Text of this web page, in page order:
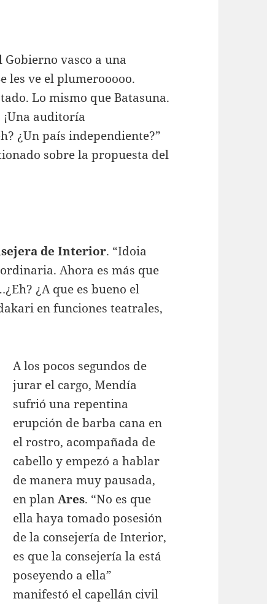
vasco a una
les ve el plumerooooo.
Lo mismo que Batasuna.
auditoría
¿Un país independiente?”
sobre la propuesta del
de Interior. “Idoia
Ahora es más que
¿A que es bueno el
en funciones teatrales,
A los pocos segundos de
jurar el cargo, Mendía
sufrió una repentina
erupción de barba cana en
el rostro, acompañada de
cabello y empezó a hablar
de manera muy pausada,
en planAres. “No es que
ella haya tomado posesión
de la consejería de Interior,
es que la consejería la está
poseyendo a ella”
manifestó el capellán civil